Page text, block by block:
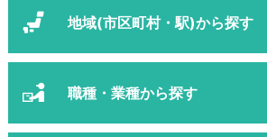
地域(市区町村・駅)から探す
職種・業種から探す